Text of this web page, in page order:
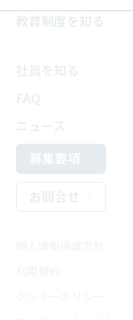
教育制度を知る
募集要項